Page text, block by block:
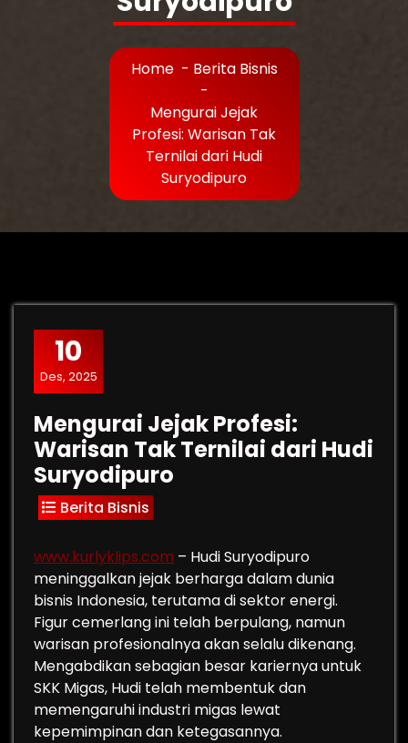
Home- Berita Bisnis
-
Mengurai Jejak
Profesi: Warisan Tak
Ternilai dari Hudi
Suryodipuro
10
Des, 2025
Mengurai Jejak Profesi:
Warisan Tak Ternilai dari Hudi
Suryodipuro
Berita Bisnis
www.kurlyklips.com – Hudi Suryodipuro
meninggalkan jejak berharga dalam dunia
bisnis Indonesia, terutama di sektor energi.
Figur cemerlang ini telah berpulang, namun
warisan profesionalnya akan selalu dikenang.
Mengabdikan sebagian besar kariernya untuk
SKK Migas, Hudi telah membentuk dan
memengaruhi industri migas lewat
kepemimpinan dan ketegasannya.